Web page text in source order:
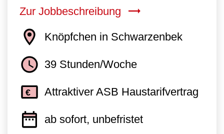
Zur Jobbeschreibung
Knöpfchen in Schwarzenbek
39 Stunden/Woche
Attraktiver ASB Haustarifvertrag
ab sofort, unbefristet